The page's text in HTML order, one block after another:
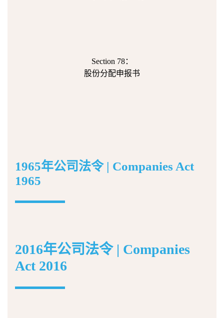
Section 78：
股份分配申报书
1965年公司法令 | Companies Act
1965
2016年公司法令 | Companies
Act 2016